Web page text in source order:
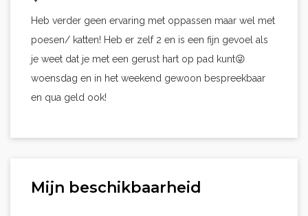
Heb verder geen ervaring met oppassen maar wel met
poesen/ katten! Heb er zelf 2 en is een fijn gevoel als
je weet dat je met een gerust hart op pad kunt😜
woensdag en in het weekend gewoon bespreekbaar
en qua geld ook!
Mijn beschikbaarheid